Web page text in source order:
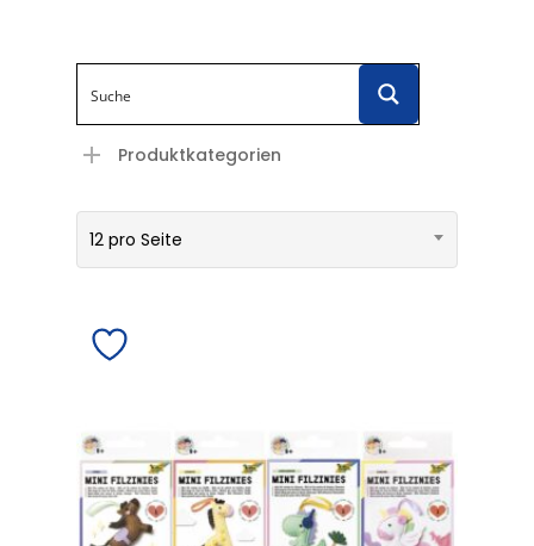
Produktkategorien
12 pro Seite